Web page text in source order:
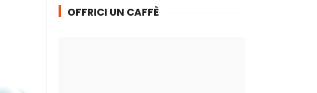
OFFRICI UN CAFFÈ